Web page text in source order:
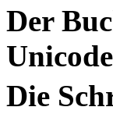
Der
Die